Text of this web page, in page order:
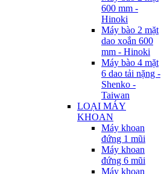
600 mm -
Hinoki
Máy bào 2 mặt
dao xoắn 600
mm - Hinoki
Máy bào 4 mặt
6 dao tải nặng -
Shenko -
Taiwan
LOẠI MÁY
KHOAN
Máy khoan
đứng 1 mũi
Máy khoan
đứng 6 mũi
Máy khoan